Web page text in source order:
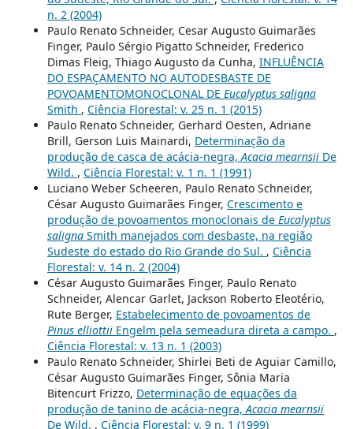
n. 2 (2004)
Paulo Renato Schneider, Cesar Augusto Guimarães
Finger, Paulo Sérgio Pigatto Schneider, Frederico
Dimas Fleig, Thiago Augusto da Cunha, INFLUÊNCIA
DO ESPAÇAMENTO NO AUTODESBASTE DE
POVOAMENTOMONOCLONAL DE Eucalyptus saligna
Smith , Ciência Florestal: v. 25 n. 1 (2015)
Paulo Renato Schneider, Gerhard Oesten, Adriane
Brill, Gerson Luis Mainardi, Determinação da
produção de casca de acácia-negra,Acacia mearnsiiDe
Wild. , Ciência Florestal: v. 1 n. 1 (1991)
Luciano Weber Scheeren, Paulo Renato Schneider,
César Augusto Guimarães Finger, Crescimento e
produção de povoamentos monoclonais de Eucalyptus
salignaSmith manejados com desbaste, na região
Sudeste do estado do Rio Grande do Sul. , Ciência
Florestal: v. 14 n. 2 (2004)
César Augusto Guimarães Finger, Paulo Renato
Schneider, Alencar Garlet, Jackson Roberto Eleotério,
Rute Berger, Estabelecimento de povoamentos de
Pinus elliottiiEngelm pela semeadura direta a campo. ,
Ciência Florestal: v. 13 n. 1 (2003)
Paulo Renato Schneider, Shirlei Beti de Aguiar Camillo,
César Augusto Guimarães Finger, Sônia Maria
Bitencurt Frizzo, Determinação de equações da
produção de tanino de acácia-negra,Acacia mearnsii
De Wild. , Ciência Florestal: v. 9 n. 1 (1999)